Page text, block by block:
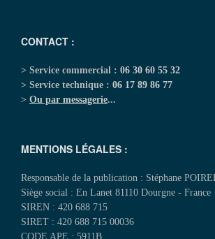
CONTACT :
> Service commercial : 06 30 60 55 32
> Service technique : 06 17 89 86 77
> Ou par messagerie...
MENTIONS LÉGALES :
Responsable de la publication : Stéphane
Siège social : En Lanet 81110 Dourgne - France
SIREN : 420 688 715
SIRET : 420 688 715 00036
CODE APE : 5911B